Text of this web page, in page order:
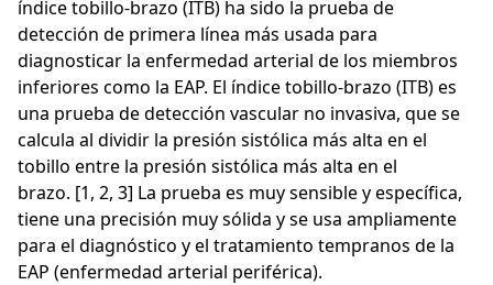
índice tobillo-brazo (ITB) ha sido la prueba de
detección de primera línea más usada para
diagnosticar la enfermedad arterial de los miembros
inferiores como la EAP. El índice tobillo-brazo (ITB) es
una prueba de detección vascular no invasiva, que se
calcula al dividir la presión sistólica más alta en el
tobillo entre la presión sistólica más alta en el
brazo. [1, 2, 3] La prueba es muy sensible y específica,
tiene una precisión muy sólida y se usa ampliamente
para el diagnóstico y el tratamiento tempranos de la
EAP (enfermedad arterial periférica).